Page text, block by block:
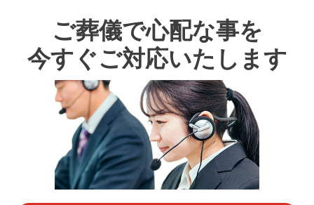
ご葬儀で心配な事を
今すぐご対応いたします